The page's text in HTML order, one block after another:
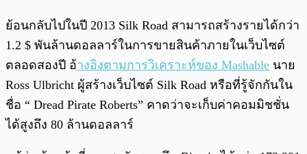
ย้อนกลับไปในปี 2013 Silk Road สามารถสร้างรายได้กว่า
1.2 $ พันล้านดอลลาร์ในการขายสินค้าภายในเว็บไซต์
ตลอดสองปี อ้างอิงตามการวิเคราะห์ของ Mashable นาย
Ross Ulbricht ผู้สร้างเว็บไซต์ Silk Road หรือที่รู้จักกันใน
ชื่อ “ Dread Pirate Roberts” คาดว่าจะเก็บค่าคอมมิชชั่น
ได้สูงถึง 80 ล้านดอลลาร์